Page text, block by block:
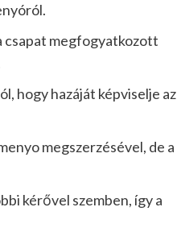
csapat megfogyatkozott
hogy hazáját képviselje az
megszerzésével, de a
kérővel szemben, így a